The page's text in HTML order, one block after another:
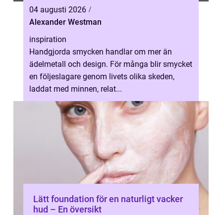
04 augusti 2026
Alexander Westman
inspiration
Handgjorda smycken handlar om mer än
ädelmetall och design. För många blir smycket
en följeslagare genom livets olika skeden,
laddat med minnen, relat...
Lätt foundation för en naturligt vacker
hud – En översikt